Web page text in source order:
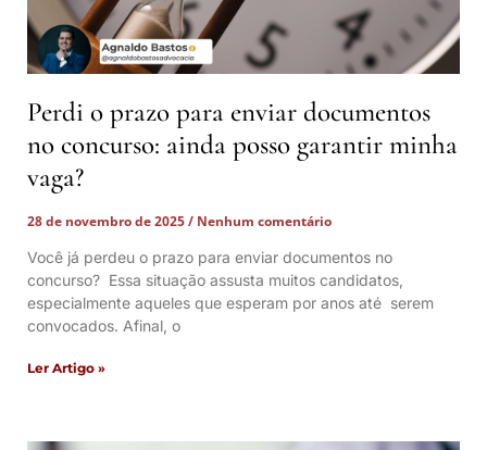
Perdi o prazo para enviar documentos
no concurso: ainda posso garantir minha
vaga?
28 de novembro de 2025
Nenhum comentário
Você já perdeu o prazo para enviar documentos no
concurso? Essa situação assusta muitos candidatos,
especialmente aqueles que esperam por anos até serem
convocados. Afinal, o
Ler Artigo »